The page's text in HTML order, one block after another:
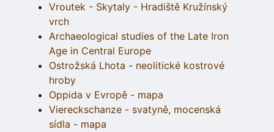
Vroutek - Skytaly - Hradiště Kružínský
vrch
Archaeological studies of the Late Iron
Age in Central Europe
Ostrožská Lhota - neolitické kostrové
hroby
Oppida v Evropě - mapa
Viereckschanze - svatyně, mocenská
sídla - mapa